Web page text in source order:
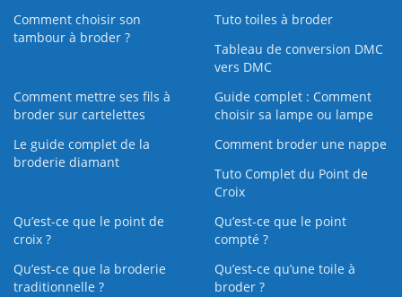
Comment choisir son
tambour à broder ?
Tuto toiles à broder
Tableau de conversion DMC
vers DMC
Comment mettre ses fils à
broder sur cartelettes
Guide complet : Comment
choisir sa lampe ou lampe
Le guide complet de la
broderie diamant
Comment broder une nappe
Tuto Complet du Point de
Croix
Qu’est-ce que le point de
croix ?
Qu’est-ce que le point
compté ?
Qu’est-ce que la broderie
traditionnelle ?
Qu’est‑ce qu’une toile à
broder ?